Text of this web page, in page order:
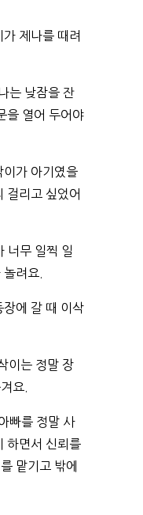
제나를 때려
는 낮잠을 잔
을 열어 두어야
가 아기였을
걸리고 싶었어
너무 일찍 일
려요.
에 갈 때 이삭
이는 정말 장
요.
빠를 정말 사
하면서 신뢰를
맡기고 밖에